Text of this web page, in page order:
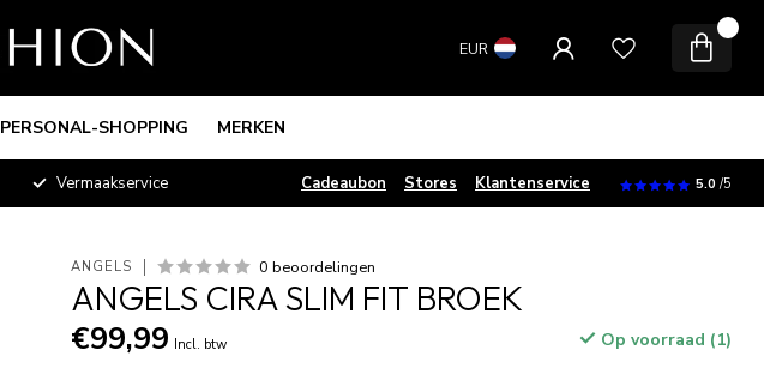
EUR
PERSONAL-SHOPPING MERKEN
Vermaakservice Cadeaubon Stores Klantenservice 5.0 /5
ANGELS 0 beoordelingen
ANGELS CIRA SLIM FIT BROEK
€99,99 Incl. btw Op voorraad (1)